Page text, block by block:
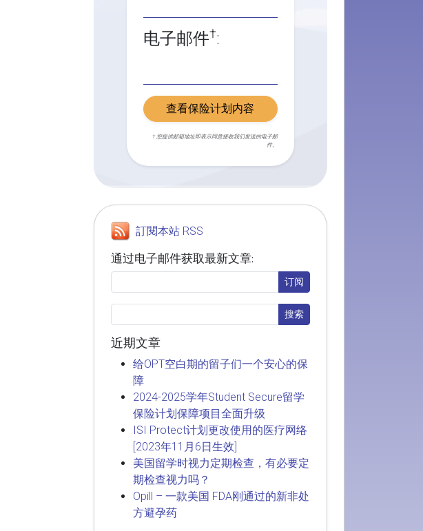
电子邮件†:
查看保险计划内容
† 您提供邮箱地址即表示同意接收我们发送的电子邮
件。
訂閱本站 RSS
通过电子邮件获取最新文章:
近期文章
给OPT空白期的留子们一个安心的保
障
2024-2025学年Student Secure留学
保险计划保障项目全面升级
ISI Protect计划更改使用的医疗网络
[2023年11月6日生效]
美国留学时视力定期检查，有必要定
期检查视力吗？
Opill – 一款美国 FDA刚通过的新非处
方避孕药